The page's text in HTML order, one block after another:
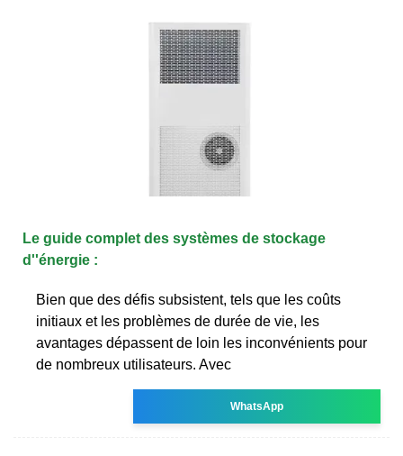
Le guide complet des systèmes de stockage
d''énergie :
Bien que des défis subsistent, tels que les coûts
initiaux et les problèmes de durée de vie, les
avantages dépassent de loin les inconvénients pour
de nombreux utilisateurs. Avec
WhatsApp